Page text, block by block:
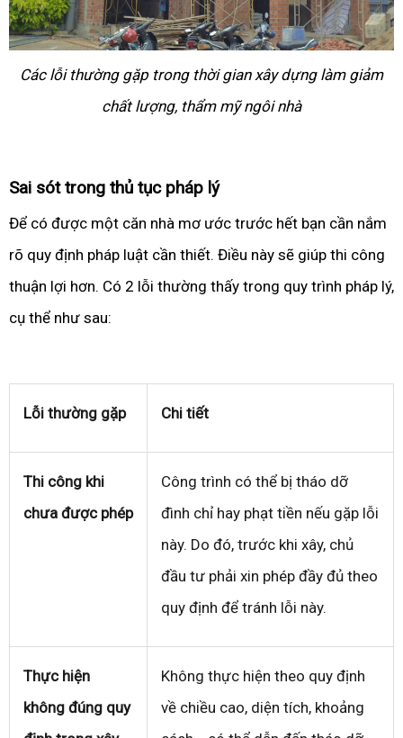
Các lỗi thường gặp trong thời gian xây dựng làm giảm
chất lượng, thẩm mỹ ngôi nhà
Sai sót trong thủ tục pháp lý
Để có được một căn nhà mơ ước trước hết bạn cần nắm
rõ quy định pháp luật cần thiết. Điều này sẽ giúp thi công
thuận lợi hơn. Có 2 lỗi thường thấy trong quy trình pháp lý,
cụ thể như sau:
Lỗi thường gặp Chi tiết
Thi công khi
chưa được phép
Công trình có thể bị tháo dỡ
đình chỉ hay phạt tiền nếu gặp lỗi
này. Do đó, trước khi xây, chủ
đầu tư phải xin phép đầy đủ theo
quy định để tránh lỗi này.
Thực hiện
không đúng quy
Không thực hiện theo quy định
về chiều cao, diện tích, khoảng